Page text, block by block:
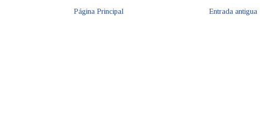
Entrada antigua
Página Principal